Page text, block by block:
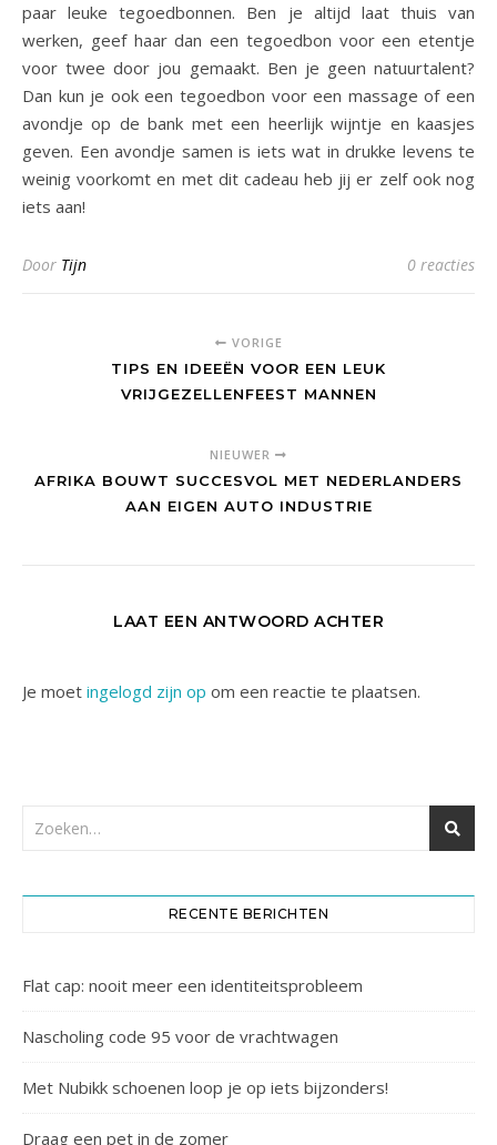
paar leuke tegoedbonnen. Ben je altijd laat thuis van
werken, geef haar dan een tegoedbon voor een etentje
voor twee door jou gemaakt. Ben je geen natuurtalent?
Dan kun je ook een tegoedbon voor een massage of een
avondje op de bank met een heerlijk wijntje en kaasjes
geven. Een avondje samen is iets wat in drukke levens te
weinig voorkomt en met dit cadeau heb jij er zelf ook nog
iets aan!
Door Tijn 0 reacties
VORIGE
TIPS EN IDEEËN VOOR EEN LEUK
VRIJGEZELLENFEEST MANNEN
NIEUWER
AFRIKA BOUWT SUCCESVOL MET NEDERLANDERS
AAN EIGEN AUTO INDUSTRIE
LAAT EEN ANTWOORD ACHTER
Je moet ingelogd zijn op om een reactie te plaatsen.
RECENTE BERICHTEN
Flat cap: nooit meer een identiteitsprobleem
Nascholing code 95 voor de vrachtwagen
Met Nubikk schoenen loop je op iets bijzonders!
Draag een pet in de zomer